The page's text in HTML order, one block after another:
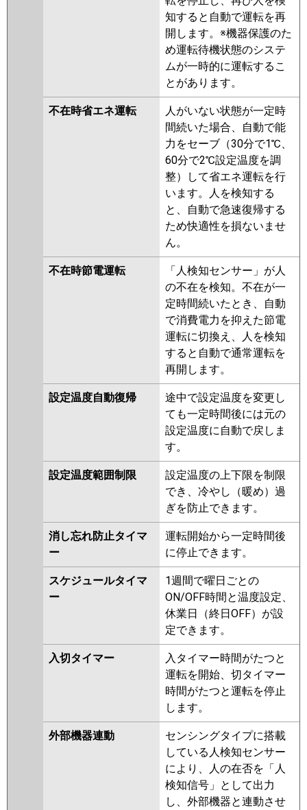
知すると自動で運転を再
開します。※機器保護のた
め運転待機状態のシステ
ムが一時的に運転するこ
とがあります。
不在時省エネ運転
人がいない状態が一定時
間続いた場合、自動で能
力をセーブ（30分で1℃、
60分で2℃設定温度を調
整）して省エネ運転を行
います。人を検知する
と、自動で急速復帰する
ため快適性を損ないませ
ん。
不在時節電運転
「人検知センサー」が人
の不在を検知。不在が一
定時間続いたとき、自動
で消費電力を抑えた節電
運転に切換え、人を検知
すると自動で通常運転を
再開します。
設定温度自動復帰
途中で設定温度を変更し
ても一定時間後には元の
設定温度に自動で戻しま
す。
設定温度範囲制限
設定温度の上下限を制限
でき、冷やし（暖め）過
ぎを防止できます。
消し忘れ防止タイマ
ー
運転開始から一定時間後
に停止できます。
スケジュールタイマ
ー
1週間で曜日ごとの
ON/OFF時間と温度設定、
休業日（終日OFF）が設
定できます。
入切タイマー
入タイマー時間がたつと
運転を開始、切タイマー
時間がたつと運転を停止
します。
外部機器連動
センシングタイプに搭載
している人検知センサー
により、人の在否を「人
検知信号」として出力
し、外部機器と連動させ